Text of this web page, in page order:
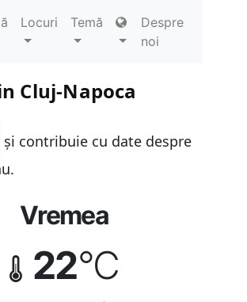
Locuri Temă
Despre
noi
Cluj-Napoca
și contribuie cu date despre
Vremea
22°C